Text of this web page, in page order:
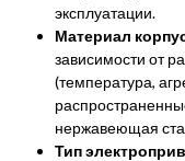
эксплуатации.
Материал
зависимости от
(температура,
нержавеющая
Тип